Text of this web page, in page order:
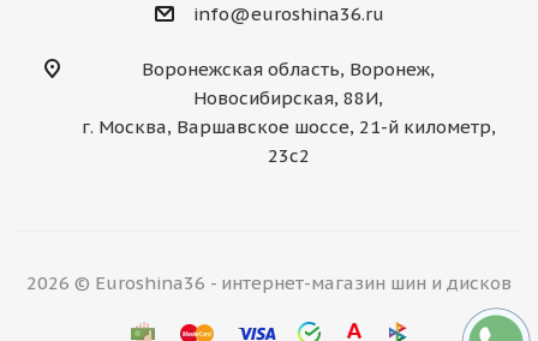
info@euroshina36.ru
Воронежская область, Воронеж,
Новосибирская, 88И,
г. Москва, Варшавское шоссе, 21-й километр,
23с2
2026 © Euroshina36 - интернет-магазин шин и дисков